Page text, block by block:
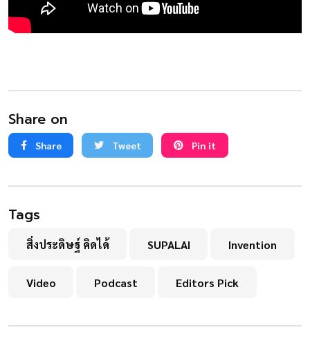
Share on
Share Tweet Pin it
Tags
สิ่งประดิษฐ์ คิดได้ SUPALAI Invention
Video Podcast Editors Pick